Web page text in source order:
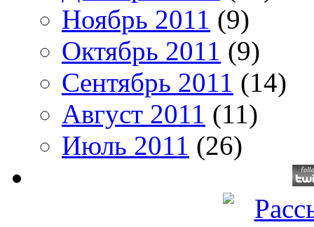
Ноябрь 2011 (9)
Октябрь 2011 (9)
Сентябрь 2011 (14)
Август 2011 (11)
Июль 2011 (26)